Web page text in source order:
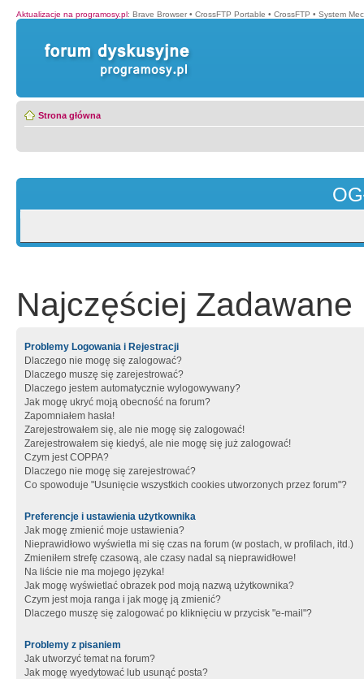
Aktualizacje na programosy.pl: Brave Browser • CrossFTP Portable • CrossFTP • System
Strona główna
Najczęściej Zadawane
Problemy Logowania i Rejestracji
Dlaczego nie mogę się zalogować?
Dlaczego muszę się zarejestrować?
Dlaczego jestem automatycznie wylogowywany?
Jak mogę ukryć moją obecność na forum?
Zapomniałem hasła!
Zarejestrowałem się, ale nie mogę się zalogować!
Zarejestrowałem się kiedyś, ale nie mogę się już zalogować!
Czym jest COPPA?
Dlaczego nie mogę się zarejestrować?
Co spowoduje "Usunięcie wszystkich cookies utworzonych przez forum"?
Preferencje i ustawienia użytkownika
Jak mogę zmienić moje ustawienia?
Nieprawidłowo wyświetla mi się czas na forum (w postach, w profilach, itd.)
Zmieniłem strefę czasową, ale czasy nadal są nieprawidłowe!
Na liście nie ma mojego języka!
Jak mogę wyświetlać obrazek pod moją nazwą użytkownika?
Czym jest moja ranga i jak mogę ją zmienić?
Dlaczego muszę się zalogować po kliknięciu w przycisk "e-mail"?
Problemy z pisaniem
Jak utworzyć temat na forum?
Jak mogę wyedytować lub usunąć posta?